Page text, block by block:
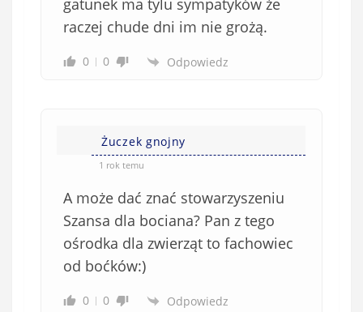
gatunek ma tylu sympatyków że
raczej chude dni im nie grożą.
0 0 Odpowiedz
Żuczek gnojny
1 rok temu
A może dać znać stowarzyszeniu
Szansa dla bociana? Pan z tego
ośrodka dla zwierząt to fachowiec
od boćków:)
0 0 Odpowiedz